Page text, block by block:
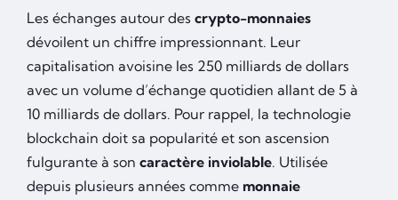
Les échanges autour des crypto-monnaies
dévoilent un chiffre impressionnant. Leur
capitalisation avoisine les 250 milliards de dollars
avec un volume d’échange quotidien allant de 5 à
10 milliards de dollars. Pour rappel, la technologie
blockchain doit sa popularité et son ascension
fulgurante à son caractère inviolable. Utilisée
depuis plusieurs années comme monnaie